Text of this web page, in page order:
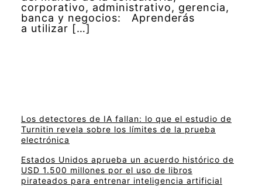
corporativo, administrativo, gerencia,
banca y negocios: Aprenderás
a utilizar […]
Los detectores de IA fallan: lo que el estudio de
Turnitin revela sobre los límites de la prueba
electrónica
Estados Unidos aprueba un acuerdo histórico de
USD 1.500 millones por el uso de libros
pirateados para entrenar inteligencia artificial